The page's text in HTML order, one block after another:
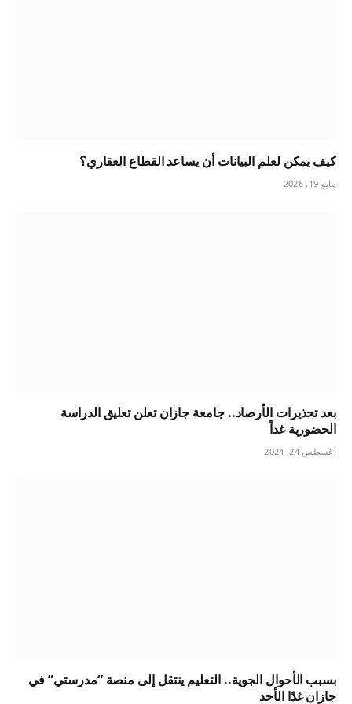
كيف يمكن لعلم البيانات أن يساعد القطاع العقاري؟
مايو 19, 2026
بعد تحذيرات الأرصاد.. جامعة جازان تعلن تعليق الدراسة
الحضورية غداً
أغسطس 24, 2024
بسبب الأحوال الجوية.. التعليم ينتقل إلى منصة “مدرستي” في
جازان غدًا الأحد